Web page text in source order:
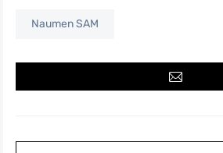
Naumen SAM